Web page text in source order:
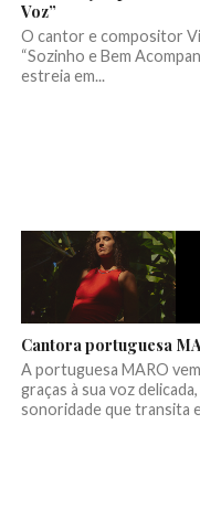
Voz”
O cantor e compositor
“Sozinho e Bem
estreia em...
Cantora portuguesa
A portuguesa MARO
graças à sua voz
sonoridade que transita